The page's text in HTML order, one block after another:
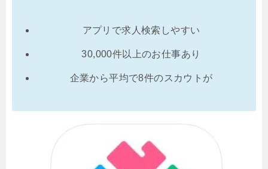
アプリで求人検索しやすい
30,000件以上のお仕事あり
企業から平均で8件のスカウトが